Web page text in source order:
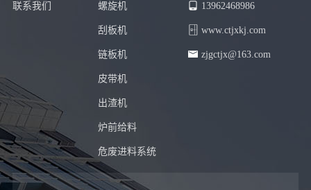
联系我们 螺旋机
刮板机
链板机
皮带机
出渣机
炉前给料
危废进料系统
13962468986
www.ctjxkj.com
zjgctjx@163.com